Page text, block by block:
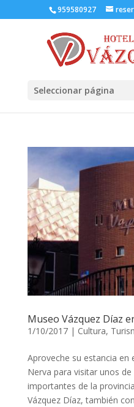
959580927
Seleccionar página
Museo Vázquez Díaz
1/10/2017| Cultura,
Aproveche su estancia en
Nerva para visitar unos
importantes de la
Vázquez Díaz, también